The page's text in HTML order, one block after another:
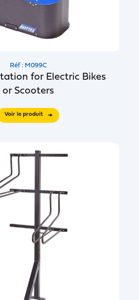
Réf : M099C
for Electric Bikes
or Scooters
Voir le produit